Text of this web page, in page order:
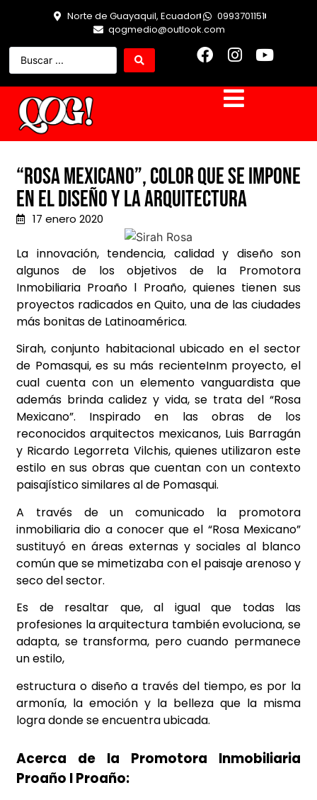
Norte de Guayaquil, Ecuador
0993701151
qogmedio@outlook.com
“ROSA MEXICANO”, COLOR QUE SE IMPONE
EN EL DISEÑO Y LA ARQUITECTURA
17 enero 2020
La innovación, tendencia, calidad y diseño son
algunos de los objetivos de la Promotora
Inmobiliaria Proaño l Proaño, quienes tienen sus
proyectos radicados en Quito, una de las ciudades
más bonitas de Latinoamérica.
Sirah, conjunto habitacional ubicado en el sector
de Pomasqui, es su más recienteInm proyecto, el
cual cuenta con un elemento vanguardista que
además brinda calidez y vida, se trata del “Rosa
Mexicano”. Inspirado en las obras de los
reconocidos arquitectos mexicanos, Luis Barragán
y Ricardo Legorreta Vilchis, quienes utilizaron este
estilo en sus obras que cuentan con un contexto
paisajístico similares al de Pomasqui.
A través de un comunicado la promotora
inmobiliaria dio a conocer que el “Rosa Mexicano”
sustituyó en áreas externas y sociales al blanco
común que se mimetizaba con el paisaje arenoso y
seco del sector.
Es de resaltar que, al igual que todas las
profesiones la arquitectura también evoluciona, se
adapta, se transforma, pero cuando permanece
un estilo,
estructura o diseño a través del tiempo, es por la
armonía, la emoción y la belleza que la misma
logra donde se encuentra ubicada.
Acerca de la Promotora Inmobiliaria
Proaño l Proaño: